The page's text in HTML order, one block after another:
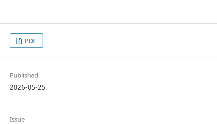
PDF
Published
2026-05-25
Issue